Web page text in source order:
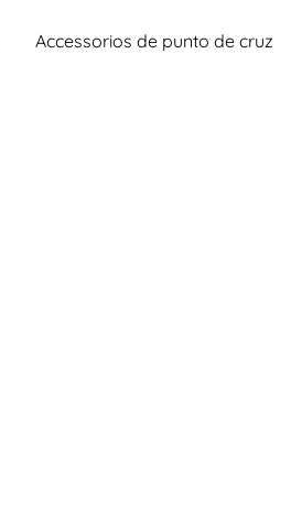
Accessorios de punto de cruz